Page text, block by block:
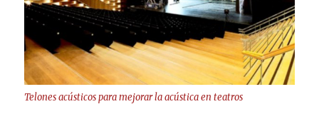
Telones acústicos para mejorar la acústica en teatros